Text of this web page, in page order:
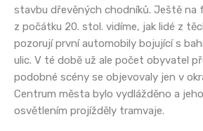
stavbu dřevěných chodníků. Ještě na
z počátku 20. stol. vidíme, jak lidé z
pozorují první automobily bojující s
ulic. V té době už ale počet obyvatel
podobné scény se objevovaly jen v
Centrum města bylo vydlážděno a
osvětlením projížděly tramvaje.